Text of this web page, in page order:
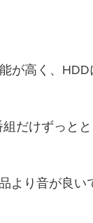
が高く、
だけずっと
より音が良い